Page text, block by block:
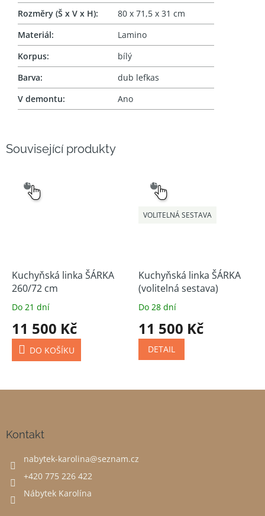
Související produkty
VÝBĚR
Kuchyňská linka ŠÁRKA
260/72 cm
Do 21 dní
11 500 Kč
DO KOŠÍKU
VOLITELNÁ SESTAVA
VÝBĚR
Kuchyňská linka ŠÁRKA
(volitelná sestava)
Do 28 dní
11 500 Kč
DETAIL
Rozměry (Š x V x H):
80 x 71,5 x 31 cm
Materiál:
Lamino
Korpus:
bílý
Barva:
dub lefkas
V demontu: Ano
Kontakt
nabytek-karolina@seznam.cz
+420 775 226 422
Nábytek Karolína